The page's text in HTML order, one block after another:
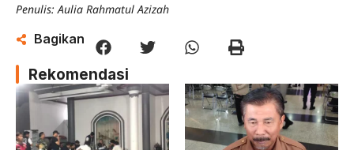
Penulis: Aulia Rahmatul Azizah
Bagikan
Rekomendasi